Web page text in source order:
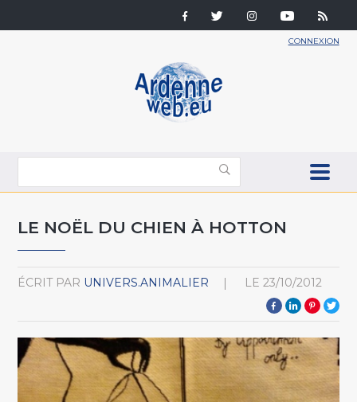
CONNEXION
LE NOËL DU CHIEN À HOTTON
ÉCRIT PAR UNIVERS.ANIMALIER LE 23/10/2012